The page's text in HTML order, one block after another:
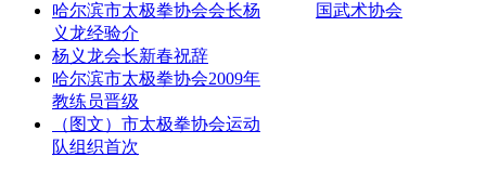
哈尔滨市太极拳协会会长杨
义龙经验介
杨义龙会长新春祝辞
哈尔滨市太极拳协会2009年
教练员晋级
（图文）市太极拳协会运动
队组织首次
国武术协会